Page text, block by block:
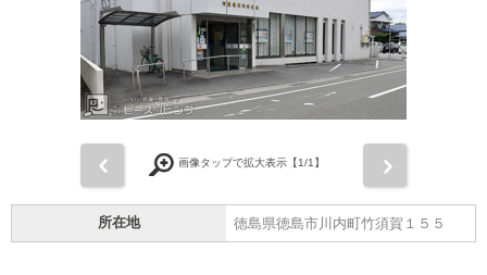
前 画像タップで拡大表示【1/1】
所在地 徳島県徳島市川内町竹須賀１５５